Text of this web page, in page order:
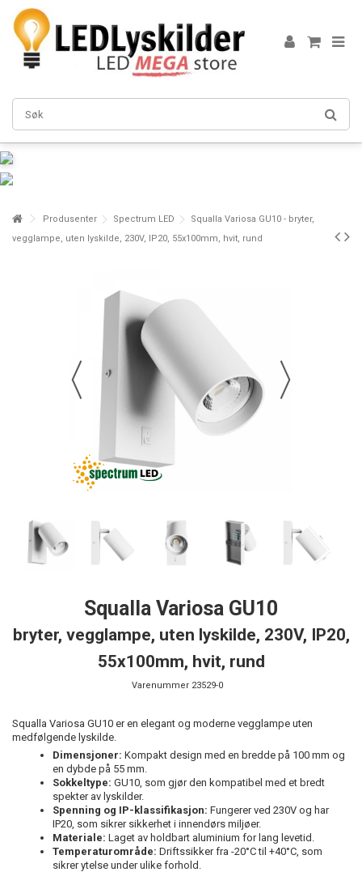
Produsenter Spectrum LED
Squalla Variosa GU10 - bryter,
vegglampe, uten lyskilde, 230V, IP20, 55x100mm, hvit, rund
Squalla Variosa GU10
bryter, vegglampe, uten lyskilde, 230V, IP20,
55x100mm, hvit, rund
Varenummer 23529-0
Squalla Variosa GU10 er en elegant og moderne vegglampe uten
medfølgende lyskilde.
Dimensjoner: Kompakt design med en bredde på 100 mm og
en dybde på 55 mm.
Sokkeltype: GU10, som gjør den kompatibel med et bredt
spekter av lyskilder.
Spenning og IP-klassifikasjon: Fungerer ved 230V og har
IP20, som sikrer sikkerhet i innendørs miljøer.
Materiale: Laget av holdbart aluminium for lang levetid.
Temperaturområde: Driftssikker fra -20°C til +40°C, som
sikrer ytelse under ulike forhold.